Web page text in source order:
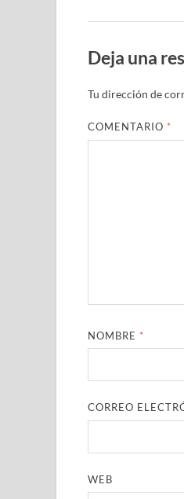
Deja una
Tu dirección de
COMENTARIO *
NOMBRE *
CORREO
WEB